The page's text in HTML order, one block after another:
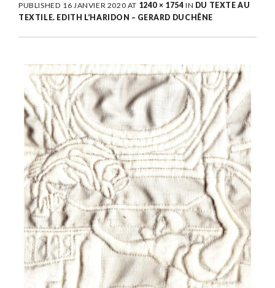
PUBLISHED 16 JANVIER 2020 AT 1240 × 1754 IN DU TEXTE AU
TEXTILE. EDITH L’HARIDON – GERARD DUCHÊNE